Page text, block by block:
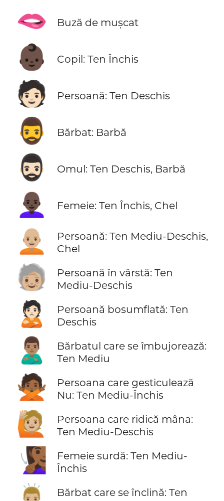
🫦 Buză de mușcat
👶🏿 Copil: Ten Închis
🧑🏻 Persoană: Ten Deschis
🧔‍♂️ Bărbat: Barbă
🧔🏻‍♂️ Omul: Ten Deschis, Barbă
👩🏿‍🦲 Femeie: Ten Închis, Chel
🧑🏼‍🦲
Persoană: Ten Mediu-Deschis,
Chel
🧓🏼
Persoană în vârstă: Ten
Mediu-Deschis
🙎🏻
Persoană bosumflată: Ten
Deschis
🙎🏽‍♂️
Bărbatul care se îmbujorează:
Ten Mediu
🙅🏾
Persoana care gesticulează
Nu: Ten Mediu-Închis
🙋🏼
Persoana care ridică mâna:
Ten Mediu-Deschis
🧏🏾‍♀️
Femeie surdă: Ten Mediu-
Închis
Bărbat care se înclină: Ten